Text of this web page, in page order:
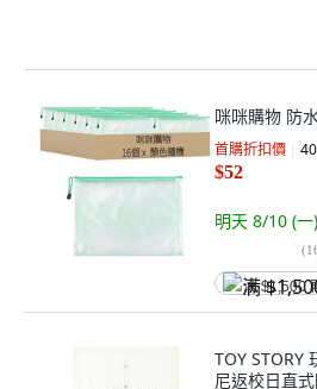
咪咪購物 防
首購折扣價 40
$52
明天 8/10 (一)
(
满 $1,500
TOY STORY
尼返校日直